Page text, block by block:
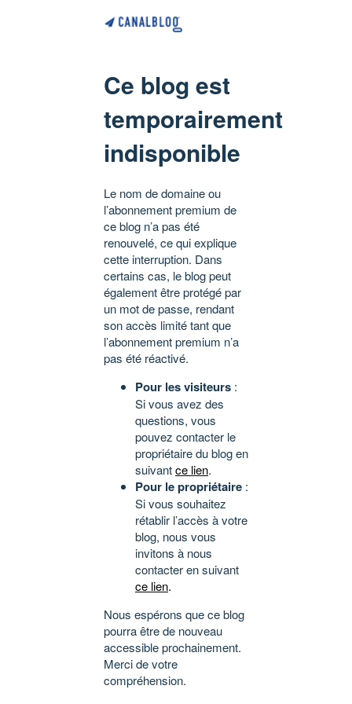
Ce blog est
temporairement
indisponible
Le nom de domaine ou
l’abonnement premium de
ce blog n’a pas été
renouvelé, ce qui explique
cette interruption. Dans
certains cas, le blog peut
également être protégé par
un mot de passe, rendant
son accès limité tant que
l’abonnement premium n’a
pas été réactivé.
Pour les visiteurs :
Si vous avez des
questions, vous
pouvez contacter le
propriétaire du blog en
suivantce lien.
Pour le propriétaire :
Si vous souhaitez
rétablir l’accès à votre
blog, nous vous
invitons à nous
contacter en suivant
ce lien.
Nous espérons que ce blog
pourra être de nouveau
accessible prochainement.
Merci de votre
compréhension.